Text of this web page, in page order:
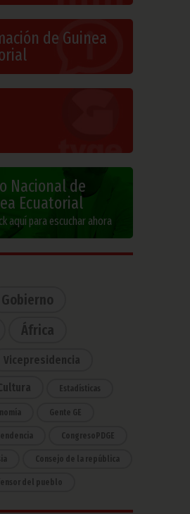
de Guinea
Nacional de
Ecuatorial
aquí para escuchar ahora
Gobierno
África
Vicepresidencia
Estadísticas
Gente GE
CongresoPDGE
Consejo de la república
del pueblo